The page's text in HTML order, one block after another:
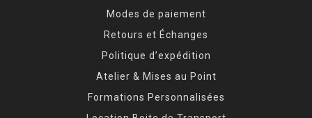
Modes de paiement
Retours et Échanges
Politique d’expédition
Atelier & Mises au Point
Formations Personnalisées